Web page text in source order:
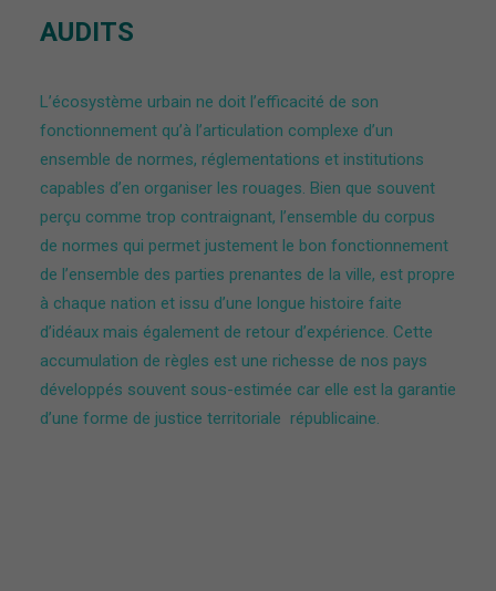
AUDITS
L’écosystème urbain ne doit l’efficacité de son
fonctionnement qu’à l’articulation complexe d’un
ensemble de normes, réglementations et institutions
capables d’en organiser les rouages. Bien que souvent
perçu comme trop contraignant, l’ensemble du corpus
de normes qui permet justement le bon fonctionnement
de l’ensemble des parties prenantes de la ville, est propre
à chaque nation et issu d’une longue histoire faite
d’idéaux mais également de retour d’expérience. Cette
accumulation de règles est une richesse de nos pays
développés souvent sous-estimée car elle est la garantie
d’une forme de justice territoriale républicaine.